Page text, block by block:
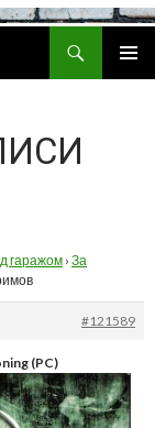
гаражом › За
#121589
(PC)